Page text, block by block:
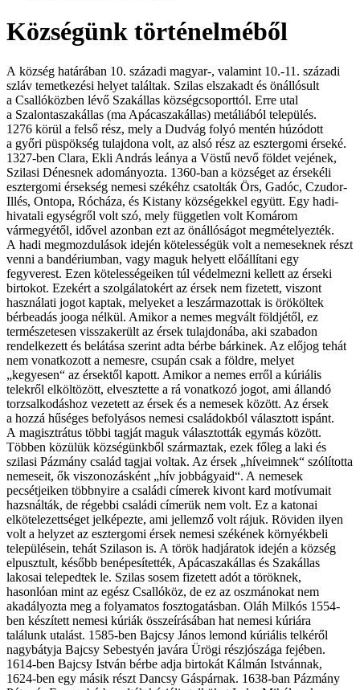
Községünk történelméből
A község határában 10. századi magyar-, valamint 10.-11. századi
szláv temetkezési helyet találtak. Szilas elszakadt és önállósult
a Csallóközben lévő Szakállas községcsoporttól. Erre utal
a Szalontaszakállas (ma Apácaszakállas) metáliából település.
1276 körül a felső rész, mely a Dudvág folyó mentén húzódott
a győri püspökség tulajdona volt, az alsó rész az esztergomi érseké.
1327-ben Clara, Ekli András leánya a Vöstű nevő földet vejének,
Szilasi Dénesnek adományozta. 1360-ban a községet az érsekéli
esztergomi érsekség nemesi székéhz csatolták Örs, Gadóc, Czudor-
Illés, Ontopa, Rócháza, és Kistany községekkel együtt. Egy hadi-
hivatali egységről volt szó, mely független volt Komárom
vármegyétől, idővel azonban ezt az önállóságot megmételyezték.
A hadi megmozdulások idején kötelességük volt a nemeseknek részt
venni a bandériumban, vagy maguk helyett előállítani egy
fegyverest. Ezen kötelességeiken túl védelmezni kellett az érseki
birtokot. Ezekért a szolgálatokért az érsek nem fizetett, viszont
használati jogot kaptak, melyeket a leszármazottak is örököltek
bérbeadás jooga nélkül. Amikor a nemes megvált földjétől, ez
természetesen visszakerült az érsek tulajdonába, aki szabadon
rendelkezett és belátása szerint adta bérbe bárkinek. Az előjog tehát
nem vonatkozott a nemesre, csupán csak a földre, melyet
„kegyesen“ az érsektől kapott. Amikor a nemes erről a kúriális
telekről elköltözött, elvesztette a rá vonatkozó jogot, ami állandó
torzsalkodáshoz vezetett az érsek és a nemesek között. Az érsek
a hozzá hűséges befolyásos nemesi családokból választott ispánt.
A magisztrátus többi tagját maguk választották egymás között.
Többen közülük községünkből származtak, ezek főleg a laki és
szilasi Pázmány család tagjai voltak. Az érsek „híveimnek“ szólította
nemeseit, ők viszonozásként „hív jobbágyaid“. A nemesek
pecsétjeiken többnyire a családi címerek kivont kard motívumait
hazsnálták, de régebbi családi címerük nem volt. Ez a katonai
elkötelezettséget jelképezte, ami jellemző volt rájuk. Röviden ilyen
volt a helyzet az esztergomi érsek nemesi székének környékbeli
településein, tehát Szilason is. A török hadjáratok idején a község
elpusztult, később benépesítették, Apácaszakállas és Szakállas
lakosai telepedtek le. Szilas sosem fizetett adót a töröknek,
hasonlóan mint az egész Csallóköz, de ez az oszmánokat nem
akadályozta meg a folyamatos fosztogatásban. Oláh Milkós 1554-
ben készített nemesi kúriák összeírásában hat nemesi kúriára
találunk utalást. 1585-ben Bajcsy János lemond kúriális telkéről
nagybátyja Bajcsy Sebestyén javára Ürögi részjószága fejében.
1614-ben Bajcsy István bérbe adja birtokát Kálmán Istvánnak,
1624-ben egy másik részt Dancsy Gáspárnak. 1638-ban Pázmány